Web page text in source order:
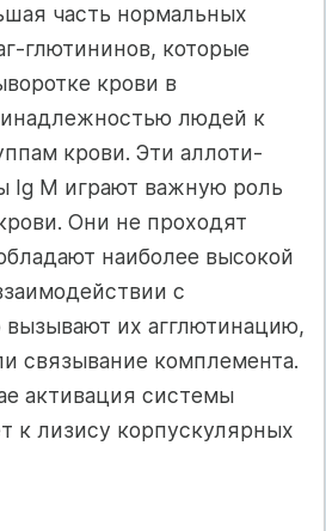
часть нормальных
глютининов, которые
крови в
людей к
крови. Эти аллоти-
Ig М играют важную роль
Они не проходят
наиболее высокой
с
вызывают их агглютинацию,
связывание комплемента.
активация системы
к лизису корпускулярных